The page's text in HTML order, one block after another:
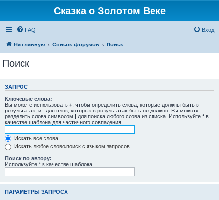
Сказка о Золотом Веке
FAQ Вход
На главную Список форумов Поиск
Поиск
ЗАПРОС
Ключевые слова:
Вы можете использовать + , чтобы определить слова, которые должны быть в
результатах, и - для слов, которых в результатах быть не должно. Вы можете
разделить слова символом | для поиска любого слова из списка. Используйте * в
качестве шаблона для частичного совпадения.
Искать все слова
Искать любое слово/поиск с языком запросов
Поиск по автору:
Используйте * в качестве шаблона.
ПАРАМЕТРЫ ЗАПРОСА